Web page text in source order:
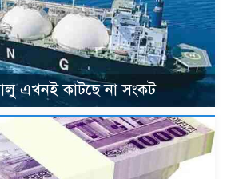
এখনই কাটছে না সংকট